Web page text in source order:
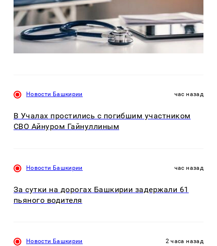
Новости Башкирии час назад
В Учалах простились с погибшим участником
СВО Айнуром Гайнуллиным
Новости Башкирии час назад
За сутки на дорогах Башкирии задержали 61
пьяного водителя
Новости Башкирии 2 часа назад